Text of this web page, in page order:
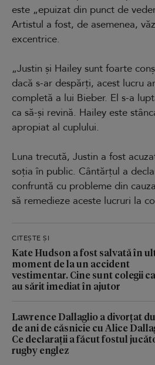
este „epuizat din punct de
Artistul a fost, de asemenea,
excentrice.
„Justin și Hailey sunt foarte
dacă s-ar despărți, acest lucru
completă a lui Bieber. El s-a
ca să-și revină. Hailey este
apropiat al cuplului.
Luna trecută, Justin a fost
soția în public. Cântărțul a
confruntă cu probleme din
să remedieze aceste lucruri la
CITEȘTE ȘI
Kate Hudson a fost salvată în
moment de la un accident
vestimentar. Cine sunt colegii
au sărit imediat în ajutor
Lawrence Dallaglio a divorțat
de ani de căsnicie cu Alice
Ce declarații a făcut fostul
rugby englez